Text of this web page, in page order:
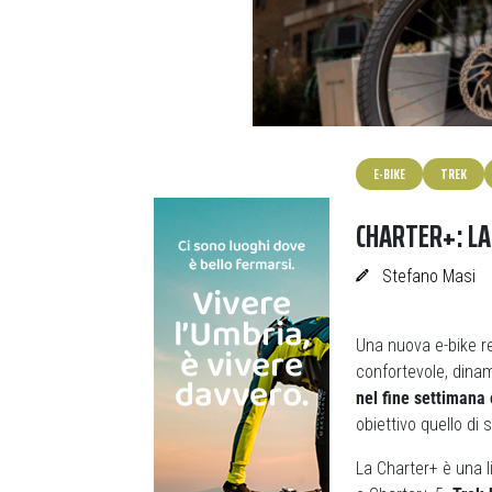
E-BIKE TREK
CHARTER+:
Stefano Masi
Una nuova e-bike
confortevole,
nel fine settimana
obiettivo quello di
La Charter+ è una